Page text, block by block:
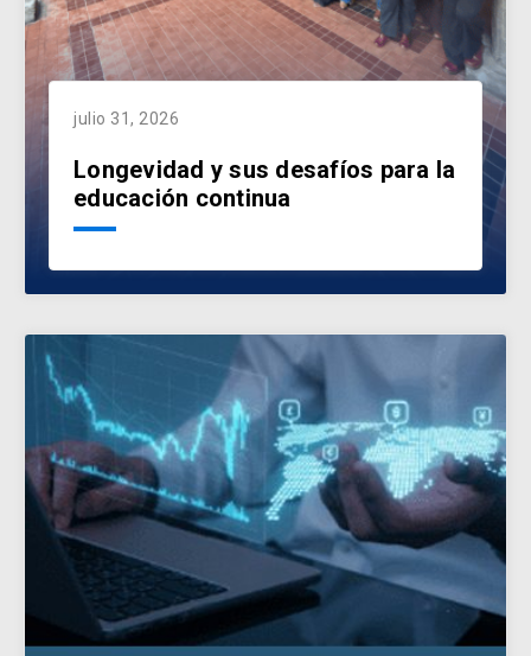
julio 31, 2026
Longevidad y sus desafíos para la
educación continua